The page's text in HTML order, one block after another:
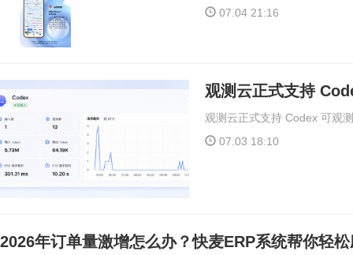
07.04 21:16
观测云正式支持
观测云正式支持 Codex 可观测
07.03 18:10
2026年订单量激增怎么办？快麦ERP系统帮你轻